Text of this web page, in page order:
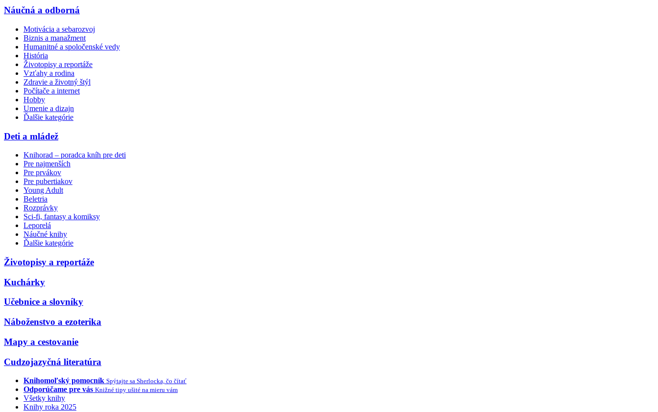
Náučná a odborná
Motivácia a sebarozvoj
Biznis a manažment
Humanitné a spoločenské vedy
História
Životopisy a reportáže
Vzťahy a rodina
Zdravie a životný štýl
Počítače a internet
Hobby
Umenie a dizajn
Ďalšie kategórie
Deti a mládež
Knihorad – poradca kníh pre deti
Pre najmenších
Pre prvákov
Pre pubertiakov
Young Adult
Beletria
Rozprávky
Sci-fi, fantasy a komiksy
Leporelá
Náučné knihy
Ďalšie kategórie
Životopisy a reportáže
Kuchárky
Učebnice a slovníky
Náboženstvo a ezoterika
Mapy a cestovanie
Cudzojazyčná literatúra
Knihomoľský pomocník Spýtajte sa Sherlocka, čo čítať
Odporúčame pre vás Knižné tipy ušité na mieru vám
Všetky knihy
Knihy roka 2025